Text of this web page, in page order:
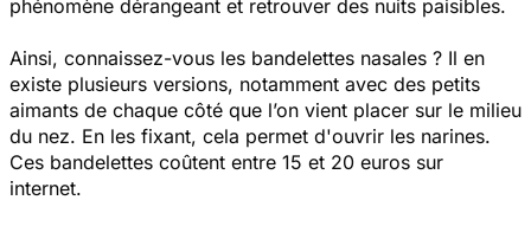
phénomène dérangeant et retrouver des nuits paisibles.
Ainsi, connaissez-vous les bandelettes nasales ? Il en
existe plusieurs versions, notamment avec des petits
aimants de chaque côté que l’on vient placer sur le milieu
du nez. En les fixant, cela permet d'ouvrir les narines.
Ces bandelettes coûtent entre 15 et 20 euros sur
internet.